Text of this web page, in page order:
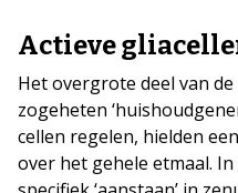
Actieve
Het overgrote deel van
zogeheten
cellen regelen, hielden
over het gehele etmaal.